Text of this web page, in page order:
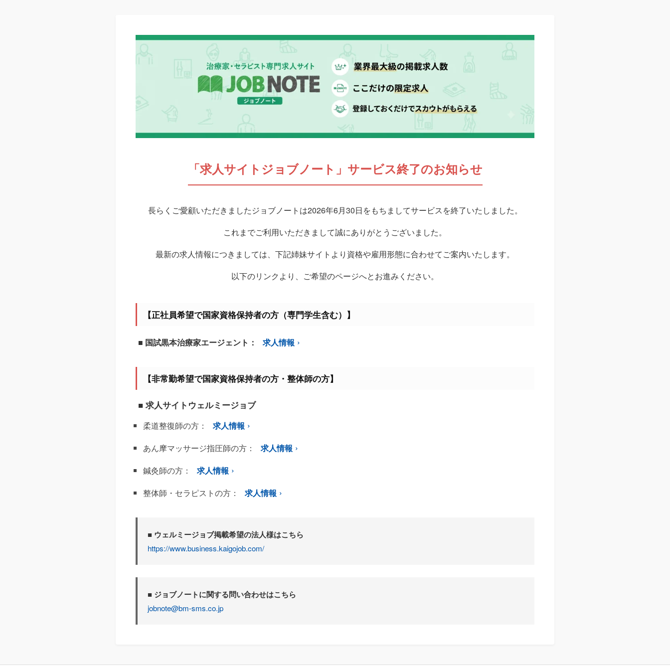
「求人サイトジョブノート」サービス終了のお知らせ
長らくご愛顧いただきましたジョブノートは2026年6月30日をもちましてサービスを終了いたしました。
これまでご利用いただきまして誠にありがとうございました。
最新の求人情報につきましては、下記姉妹サイトより資格や雇用形態に合わせてご案内いたします。
以下のリンクより、ご希望のページへとお進みください。
【正社員希望で国家資格保持者の方（専門学生含む）】
■ 国試黒本治療家エージェント： 求人情報
【非常勤希望で国家資格保持者の方・整体師の方】
■ 求人サイトウェルミージョブ
柔道整復師の方：
求人情報
あん摩マッサージ指圧師の方：
求人情報
鍼灸師の方：
求人情報
整体師・セラピストの方：
求人情報
■ ウェルミージョブ掲載希望の法人様はこちら
https://www.business.kaigojob.com/
■ ジョブノートに関する問い合わせはこちら
jobnote@bm-sms.co.jp